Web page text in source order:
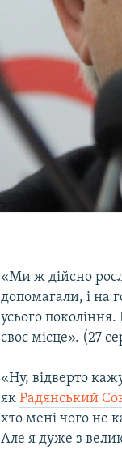
«Ми ж дійсно
допомагали, і на
усього
своє місце». (27
«Ну, відверто
якРадянський
хто мені чого не
Але я дуже з